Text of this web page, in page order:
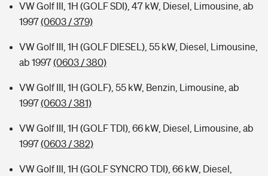
VW Golf III, 1H (GOLF SDI), 47 kW, Diesel, Limousine, ab
1997(0603 / 379)
VW Golf III, 1H (GOLF DIESEL), 55 kW, Diesel, Limousine,
ab 1997(0603 / 380)
VW Golf III, 1H (GOLF), 55 kW, Benzin, Limousine, ab
1997(0603 / 381)
VW Golf III, 1H (GOLF TDI), 66 kW, Diesel, Limousine, ab
1997(0603 / 382)
VW Golf III, 1H (GOLF SYNCRO TDI), 66 kW, Diesel,